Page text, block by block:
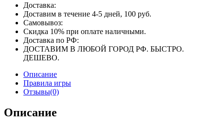
Доставка:
Доставим в течение 4-5 дней, 100 руб.
Самовывоз:
Скидка 10% при оплате наличными.
Доставка по РФ:
ДОСТАВИМ В ЛЮБОЙ ГОРОД РФ. БЫСТРО.
ДЕШЕВО.
Описание
Правила игры
Отзывы(0)
Описание